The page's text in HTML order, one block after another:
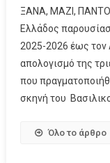
ΞΑΝΑ, ΜΑΖΙ,
Ελλάδος
2025-2026 έως τον
απολογισμό της
που
σκηνή του
Όλο το άρθρο